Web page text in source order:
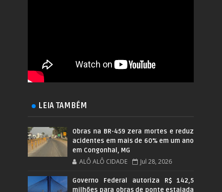
LEIA TAMBÉM
Obras na BR-459 zera mortes e reduz
acidentes em mais de 60% em um ano
em Congonhal, MG
ALÔ ALÔ CIDADE Jul 28, 2026
Governo Federal autoriza R$ 142,5
milhões para obras de ponte estaiada